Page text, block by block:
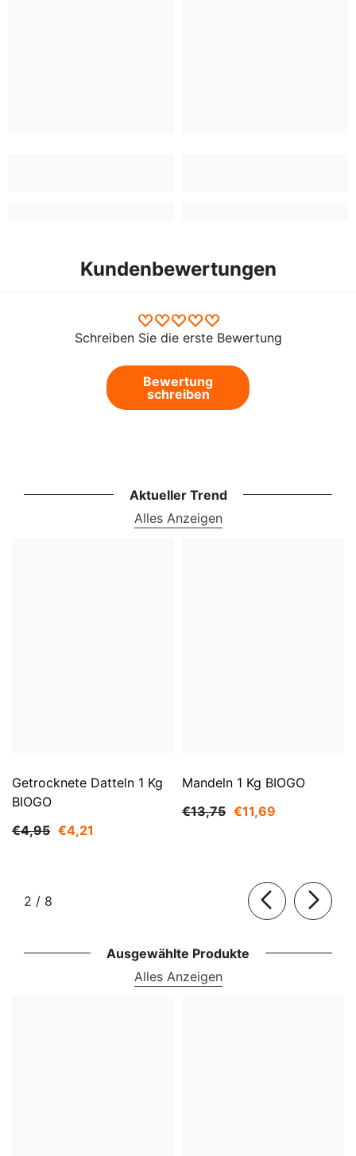
Kundenbewertungen
Schreiben Sie die erste Bewertung
Bewertung
schreiben
Aktueller Trend
Alles Anzeigen
Getrocknete Datteln 1 Kg
BIOGO
€4,95 €4,21
Mandeln 1 Kg BIOGO
€13,75 €11,69
2 / von
8
Ausgewählte Produkte
Alles Anzeigen